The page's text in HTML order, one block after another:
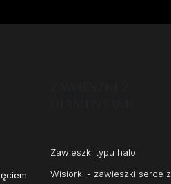
Zawieszki typu halo
Wisiorki - zawieszki serce z